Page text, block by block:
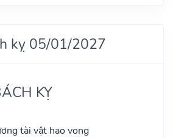
kỵ 05/01/2027
KỴ
tài vật hao vong